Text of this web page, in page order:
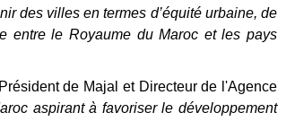
des villes en termes d’équité urbaine, de
entre le Royaume du Maroc et les pays
de Majal et Directeur de l'Agence
aspirant à favoriser le développement